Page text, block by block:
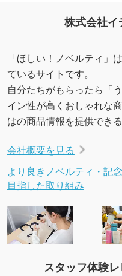
を生成してほしい
URLをご指定いただ
いたします。配置
→詳しく見る
株式会社
「ほしい！ノベルティ」
ているサイトです。
自分たちがもらったら「
イン性が高くおしゃれな
はの商品情報を提供でき
会社概要を見る
より良きノベルティ・記
目指した取り組み
スタッフ体験